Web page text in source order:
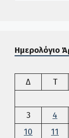
Ημερολόγιο
ΔΔευτέρα
Τ
3
4
10
11